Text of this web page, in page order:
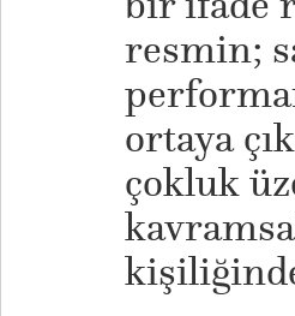
resmin;
ortaya
çokluk